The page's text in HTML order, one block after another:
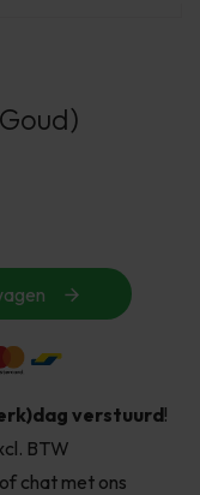
verstuurd!
BTW
chat met ons